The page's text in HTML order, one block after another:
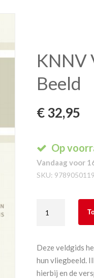
KNNV
Beeld
€32,95
Op
Vandaag voor
SKU:
Veldgids
in
Beeld
aantal
Deze veldgids
hun vliegbeeld.
hierbij en de